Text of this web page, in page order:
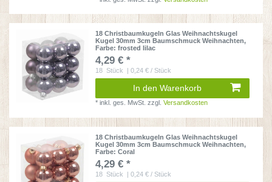
18 Christbaumkugeln Glas Weihnachtskugel
Kugel 30mm 3cm Baumschmuck Weihnachten,
Farbe: frosted lilac
4,29 € *
18 Stück | 0,24 € / Stück
In den Warenkorb
*inkl. ges. MwSt. zzgl.Versandkosten
18 Christbaumkugeln Glas Weihnachtskugel
Kugel 30mm 3cm Baumschmuck Weihnachten,
Farbe: Coral
4,29 € *
18 Stück | 0,24 € / Stück